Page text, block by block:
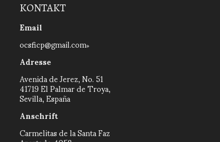
KONTAKT
Email
ocsficp@gmail.com
Adresse
Avenida de Jerez, No. 51
41719 El Palmar de Troya,
Sevilla, España
Anschrift
Carmelitas de la Santa Faz